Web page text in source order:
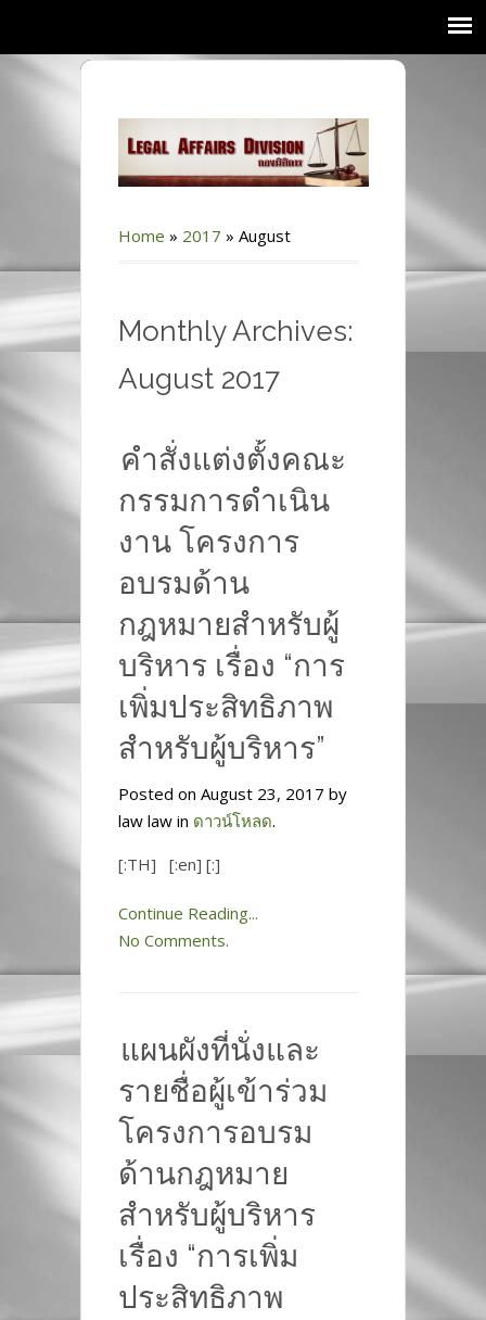
Home » 2017 » August
Monthly Archives:
August 2017
คำสั่งแต่งตั้งคณะ
กรรมการดำเนิน
งาน โครงการ
อบรมด้าน
กฎหมายสำหรับผู้
บริหาร เรื่อง “การ
เพิ่มประสิทธิภาพ
สำหรับผู้บริหาร”
Posted on August 23, 2017 by
law law in ดาวน์โหลด.
[:TH] [:en] [:]
Continue Reading...
No Comments.
แผนผังที่นั่งและ
รายชื่อผู้เข้าร่วม
โครงการอบรม
ด้านกฎหมาย
สำหรับผู้บริหาร
เรื่อง “การเพิ่ม
ประสิทธิภาพ